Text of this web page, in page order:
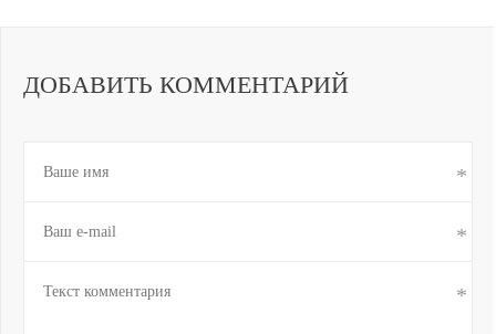
ДОБАВИТЬ КОММЕНТАРИЙ